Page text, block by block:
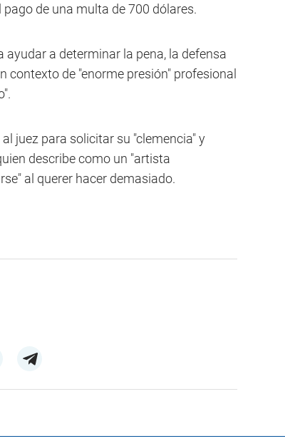
de una multa de 700 dólares.
a determinar la pena, la defensa
contexto de "enorme presión" profesional
juez para solicitar su "clemencia" y
describe como un "artista
al querer hacer demasiado.